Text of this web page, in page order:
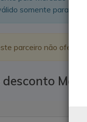
somente para a
parceiro não oferece
desconto